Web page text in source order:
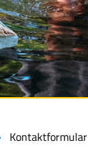
Kontaktformular